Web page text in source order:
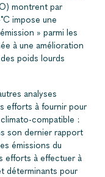
montrent par
impose une
» parmi les
à une amélioration
poids lourds
analyses
efforts à fournir pour
compatible :
son dernier rapport
émissions du
efforts à effectuer à
déterminants pour